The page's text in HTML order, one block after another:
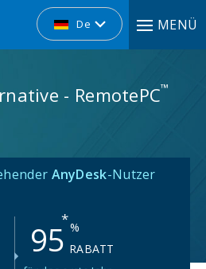
De MENÜ
- RemotePC™
AnyDesk-Nutzer
95
*%
RABATT